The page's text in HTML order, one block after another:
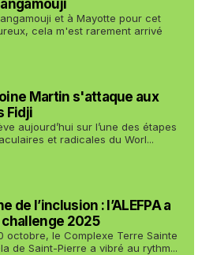
et à Mayotte pour cet
cela m'est rarement arrivé
Martin s'attaque aux
Fidji
aujourd’hui sur l’une des étapes
et radicales du Worl...
de l’inclusion : l’ALEFPA a
2025
octobre, le Complexe Terre Sainte
de Saint-Pierre a vibré au rythm...